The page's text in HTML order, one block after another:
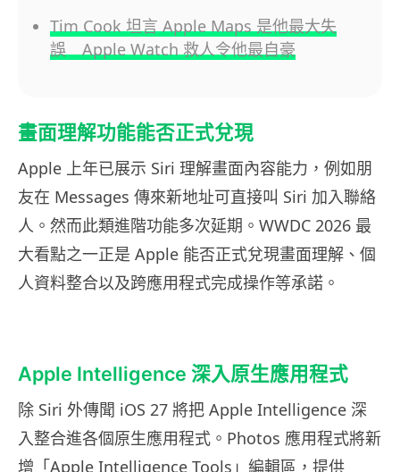
Tim Cook 坦言 Apple Maps 是他最大失
誤 Apple Watch 救人令他最自豪
畫面理解功能能否正式兌現
Apple 上年已展示 Siri 理解畫面內容能力，例如朋
友在 Messages 傳來新地址可直接叫 Siri 加入聯絡
人。然而此類進階功能多次延期。WWDC 2026 最
大看點之一正是 Apple 能否正式兌現畫面理解、個
人資料整合以及跨應用程式完成操作等承諾。
Apple Intelligence 深入原生應用程式
除 Siri 外傳聞 iOS 27 將把 Apple Intelligence 深
入整合進各個原生應用程式。Photos 應用程式將新
增「Apple Intelligence Tools」編輯區，提供